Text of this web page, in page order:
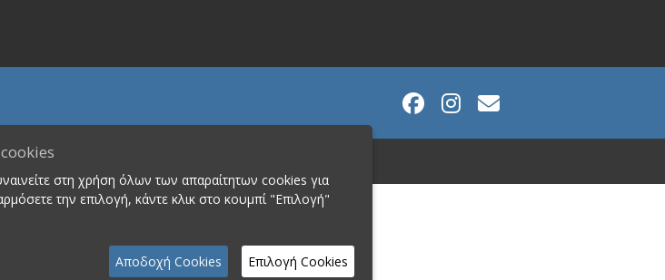
reserved | Design & Development by
στη χρήση όλων των απαραίτητων cookies για
την επιλογή, κάντε κλικ στο κουμπί "Επιλογή"
Αποδοχή Cookies Επιλογή Cookies